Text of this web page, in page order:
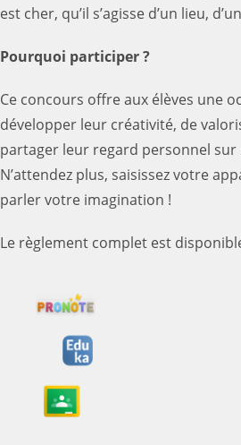
est cher, qu’il s’agisse d’un lieu,
Pourquoi participer ?
Ce concours offre aux élèves une
développer leur créativité, de
partager leur regard personnel
N’attendez plus, saisissez votre
parler votre imagination !
Le règlement complet est